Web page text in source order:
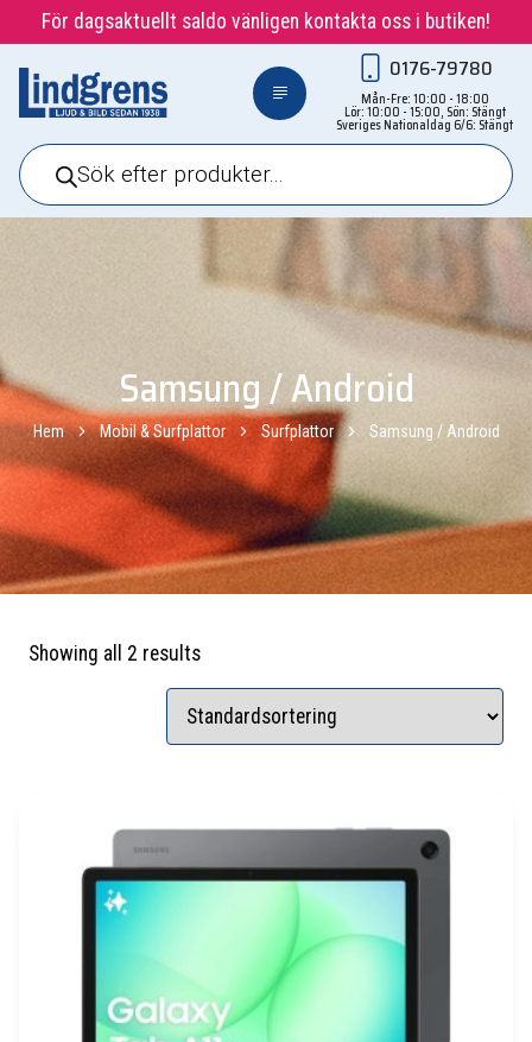
För dagsaktuellt saldo vänligen kontakta oss i butiken!
Products
search
0176-79780
Mån-Fre: 10:00 - 18:00
Lör: 10:00 - 15:00, Sön: Stängt
Sveriges Nationaldag 6/6: Stängt
Samsung / Android
Hem Mobil & Surfplattor Surfplattor Samsung / Android
Showing all 2 results